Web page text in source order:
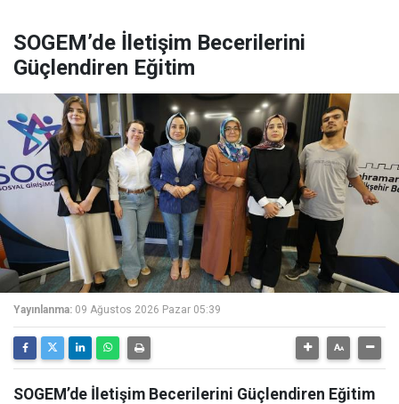
SOGEM’de İletişim Becerilerini
Güçlendiren Eğitim
Yayınlanma: 09 Ağustos 2026 Pazar 05:39
SOGEM’de İletişim Becerilerini Güçlendiren Eğitim